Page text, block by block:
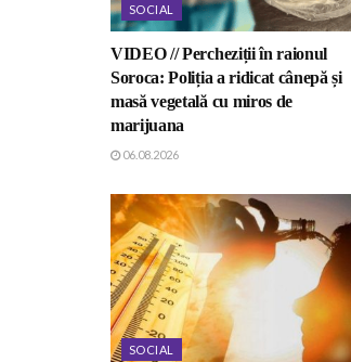
SOCIAL
VIDEO // Percheziții în raionul
Soroca: Poliția a ridicat cânepă și
masă vegetală cu miros de
marijuana
06.08.2026
SOCIAL